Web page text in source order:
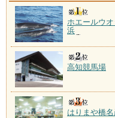
ホエールウ
浜
高知競馬場
はりまや橋